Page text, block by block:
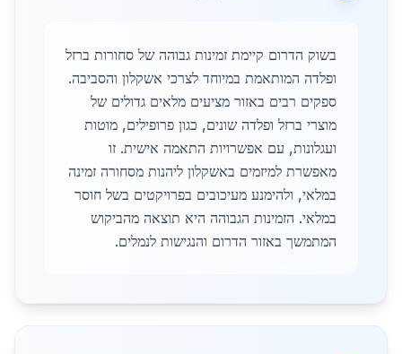
בשוק הדרום קיימת זמינות גבוהה של סחורות ברזל
ופלדה המותאמת במיוחד לצרכי אשקלון והסביבה.
ספקים רבים באזור מציעים מלאים גדולים של
מוצרי ברזל ופלדה שונים, כגון פרופילים, מוטות
ועגלונות, עם אפשרויות התאמה אישית. זו
מאפשרת למיזמים באשקלון ליהנות מסחורה זמינה
במלאי, ולהימנע מעיכובים בפרויקטים בשל חוסר
במלאי. הזמינות הגבוהה היא תוצאה מהביקוש
המתמשך באזור הדרום והנגישות לנמלים.